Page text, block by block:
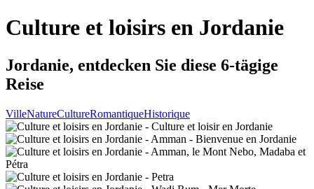
Culture et loisirs en Jordanie
Jordanie, entdecken Sie diese 6-tägige
Reise
VilleNatureCultureRomantiqueHistorique